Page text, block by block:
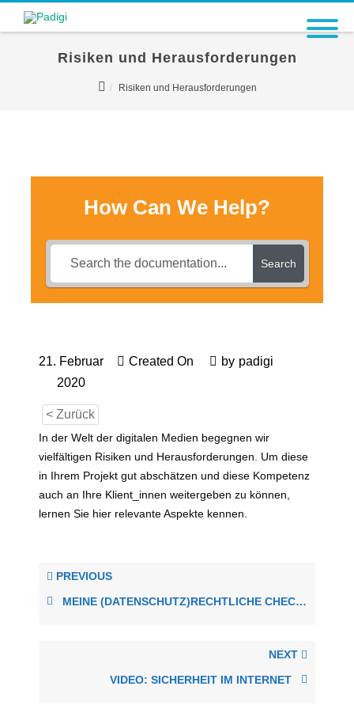
Risiken und Herausforderungen
Risiken und Herausforderungen
How Can We Help?
Search
Created On
21. Februar
2020
by padigi
< Zurück
In der Welt der digitalen Medien begegnen wir
vielfältigen Risiken und Herausforderungen. Um diese
in Ihrem Projekt gut abschätzen und diese Kompetenz
auch an Ihre Klient_innen weitergeben zu können,
lernen Sie hier relevante Aspekte kennen.
PREVIOUS
MEINE (DATENSCHUTZ)RECHTLICHE CHECKLISTE
NEXT
VIDEO: SICHERHEIT IM INTERNET